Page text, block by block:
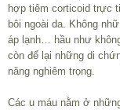
hợp tiêm corticoid trực
bôi ngoài da. Không
áp lạnh… hầu như
còn để lại những di
năng nghiêm trọng.
Các u máu nằm ở